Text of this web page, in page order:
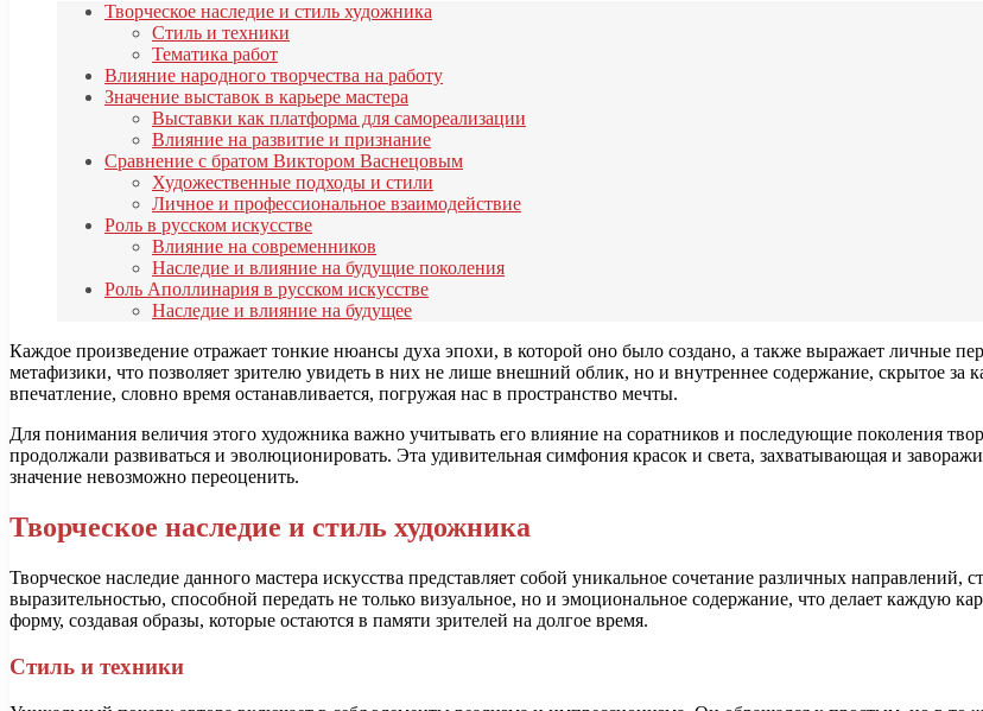
Творческое наследие и стиль художника
Стиль и техники
Тематика работ
Влияние народного творчества на работу
Значение выставок в карьере мастера
Выставки как платформа для самореализации
Влияние на развитие и признание
Сравнение с братом Виктором Васнецовым
Художественные подходы и стили
Личное и профессиональное взаимодействие
Роль в русском искусстве
Влияние на современников
Наследие и влияние на будущие поколения
Роль Аполлинария в русском искусстве
Наследие и влияние на будущее
Каждое произведение отражает тонкие нюансы духа эпохи, в которой оно было создано, а также выражает личные
метафизики, что позволяет зрителю увидеть в них не лише внешний облик, но и внутреннее содержание, скрытое
впечатление, словно время останавливается, погружая нас в пространство мечты.
Для понимания величия этого художника важно учитывать его влияние на соратников и последующие поколения
продолжали развиваться и эволюционировать. Эта удивительная симфония красок и света, захватывающая и
значение невозможно переоценить.
Творческое наследие и стиль художника
Творческое наследие данного мастера искусства представляет собой уникальное сочетание различных
выразительностью, способной передать не только визуальное, но и эмоциональное содержание, что делает каждую
форму, создавая образы, которые остаются в памяти зрителей на долгое время.
Стиль и техники